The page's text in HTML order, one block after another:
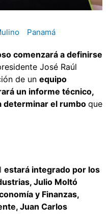
Panamá
comenzará a definirse
José Raúl
de un equipo
un informe técnico,
determinar el rumbo que
estará integrado por los
Julio Moltó
y Finanzas,
Juan Carlos